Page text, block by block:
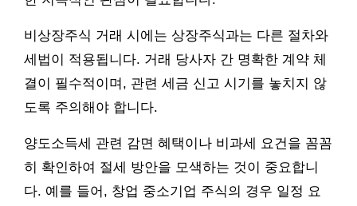
비상장주식 거래 시에는 상장주식과는 다른 절차와
세법이 적용됩니다. 거래 당사자 간 명확한 계약 체
결이 필수적이며, 관련 세금 신고 시기를 놓치지 않
도록 주의해야 합니다.
양도소득세 관련 감면 혜택이나 비과세 요건을 꼼꼼
히 확인하여 절세 방안을 모색하는 것이 중요합니
다. 예를 들어, 창업 중소기업 주식의 경우 일정 요